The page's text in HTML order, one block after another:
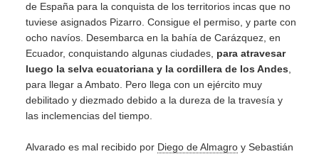
de España para la conquista de los territorios incas que no
tuviese asignados Pizarro. Consigue el permiso, y parte con
ocho navíos. Desembarca en la bahía de Carázquez, en
Ecuador, conquistando algunas ciudades, para atravesar
luego la selva ecuatoriana y la cordillera de los Andes
para llegar a Ambato. Pero llega con un ejército muy
debilitado y diezmado debido a la dureza de la travesía y
las inclemencias del tiempo.
Alvarado es mal recibido por Diego de Almagro y Sebastián